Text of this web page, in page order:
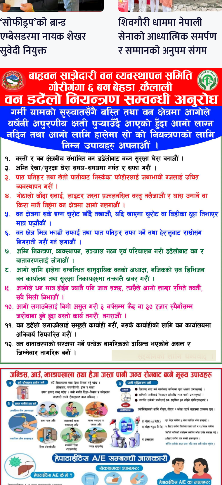
‘सोफीड्रप’को ब्रान्ड
एम्बेसडरमा नायक शेखर
सुवेदी नियुक्त
शिवगौरी धाममा नेपाली
सेनाको आध्यात्मिक समर्पण
र सम्मानको अनुपम संगम